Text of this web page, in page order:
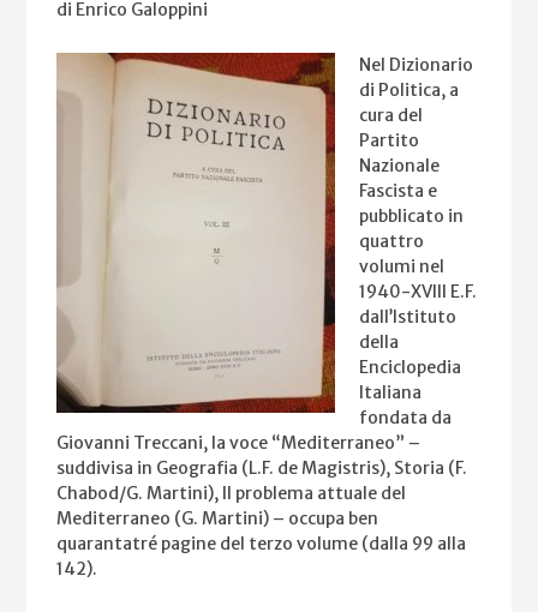
di Enrico Galoppini
Nel Dizionario
di Politica, a
cura del
Partito
Nazionale
Fascista e
pubblicato in
quattro
volumi nel
1940-XVIII E.F.
dall’Istituto
della
Enciclopedia
Italiana
fondata da
Giovanni Treccani, la voce “Mediterraneo” –
suddivisa in Geografia (L.F. de Magistris), Storia (F.
Chabod/G. Martini), Il problema attuale del
Mediterraneo (G. Martini) – occupa ben
quarantatré pagine del terzo volume (dalla 99 alla
142).